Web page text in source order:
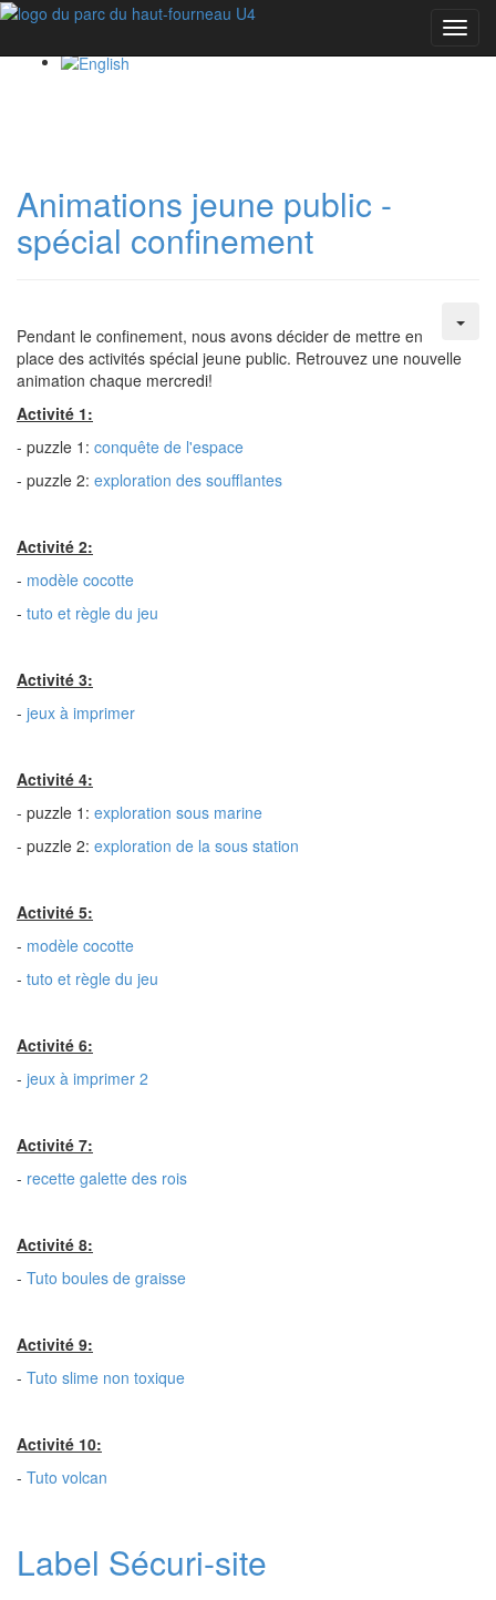
Animations jeune public -
spécial confinement
Pendant le confinement, nous avons décider de mettre en
place des activités spécial jeune public. Retrouvez une nouvelle
animation chaque mercredi!
Activité 1:
- puzzle 1: conquête de l'espace
- puzzle 2: exploration des soufflantes
Activité 2:
- modèle cocotte
- tuto et règle du jeu
Activité 3:
- jeux à imprimer
Activité 4:
- puzzle 1: exploration sous marine
- puzzle 2: exploration de la sous station
Activité 5:
- modèle cocotte
- tuto et règle du jeu
Activité 6:
- jeux à imprimer 2
Activité 7:
- recette galette des rois
Activité 8:
- Tuto boules de graisse
Activité 9:
- Tuto slime non toxique
Activité 10:
- Tuto volcan
Label Sécuri-site